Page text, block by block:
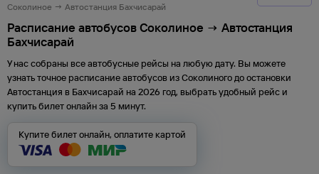
Соколиное → Автостанция Бахчисарай
Расписание автобусов Соколиное → Автостанция
Бахчисарай
У нас собраны все автобусные рейсы на любую дату. Вы можете
узнать точное расписание автобусов изСоколиного доостановки
Автостанция в Бахчисарай на 2026 год, выбрать удобный рейс и
купить билет онлайн за 5 минут.
Купите билет онлайн, оплатите картой